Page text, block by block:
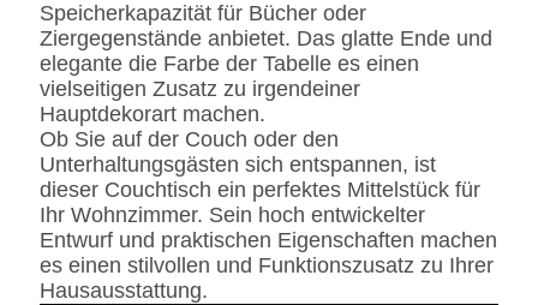
Speicherkapazität für Bücher oder
Ziergegenstände anbietet. Das glatte Ende und
elegante die Farbe der Tabelle es einen
vielseitigen Zusatz zu irgendeiner
Hauptdekorart machen.
Ob Sie auf der Couch oder den
Unterhaltungsgästen sich entspannen, ist
dieser Couchtisch ein perfektes Mittelstück für
Ihr Wohnzimmer. Sein hoch entwickelter
Entwurf und praktischen Eigenschaften machen
es einen stilvollen und Funktionszusatz zu Ihrer
Hausausstattung.